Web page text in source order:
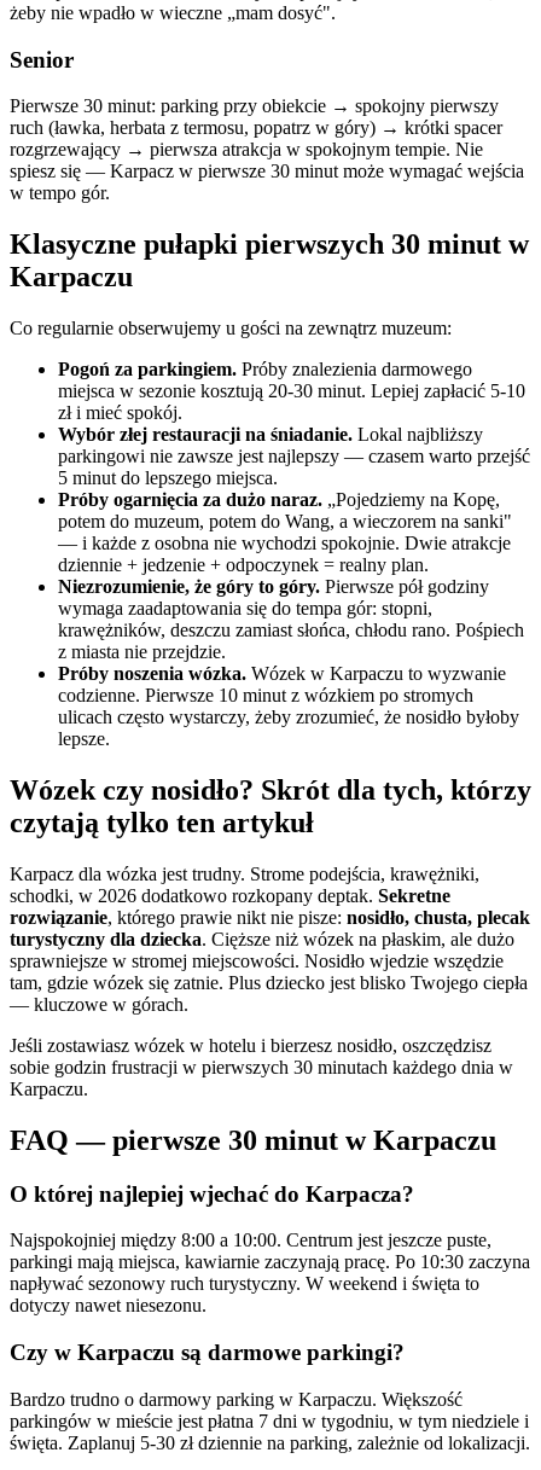
żeby nie wpadło w wieczne „mam dosyć".
Senior
Pierwsze 30 minut: parking przy obiekcie → spokojny pierwszy
ruch (ławka, herbata z termosu, popatrz w góry) → krótki spacer
rozgrzewający → pierwsza atrakcja w spokojnym tempie. Nie
spiesz się — Karpacz w pierwsze 30 minut może wymagać wejścia
w tempo gór.
Klasyczne pułapki pierwszych 30 minut w
Karpaczu
Co regularnie obserwujemy u gości na zewnątrz muzeum:
Pogoń za parkingiem. Próby znalezienia darmowego
miejsca w sezonie kosztują 20-30 minut. Lepiej zapłacić 5-10
zł i mieć spokój.
Wybór złej restauracji na śniadanie. Lokal najbliższy
parkingowi nie zawsze jest najlepszy — czasem warto przejść
5 minut do lepszego miejsca.
Próby ogarnięcia za dużo naraz. „Pojedziemy na Kopę,
potem do muzeum, potem do Wang, a wieczorem na sanki"
— i każde z osobna nie wychodzi spokojnie. Dwie atrakcje
dziennie + jedzenie + odpoczynek = realny plan.
Niezrozumienie, że góry to góry. Pierwsze pół godziny
wymaga zaadaptowania się do tempa gór: stopni,
krawężników, deszczu zamiast słońca, chłodu rano. Pośpiech
z miasta nie przejdzie.
Próby noszenia wózka. Wózek w Karpaczu to wyzwanie
codzienne. Pierwsze 10 minut z wózkiem po stromych
ulicach często wystarczy, żeby zrozumieć, że nosidło byłoby
lepsze.
Wózek czy nosidło? Skrót dla tych, którzy
czytają tylko ten artykuł
Karpacz dla wózka jest trudny. Strome podejścia, krawężniki,
schodki, w 2026 dodatkowo rozkopany deptak. Sekretne
rozwiązanie, którego prawie nikt nie pisze: nosidło, chusta, plecak
turystyczny dla dziecka. Cięższe niż wózek na płaskim, ale dużo
sprawniejsze w stromej miejscowości. Nosidło wjedzie wszędzie
tam, gdzie wózek się zatnie. Plus dziecko jest blisko Twojego ciepła
— kluczowe w górach.
Jeśli zostawiasz wózek w hotelu i bierzesz nosidło, oszczędzisz
sobie godzin frustracji w pierwszych 30 minutach każdego dnia w
Karpaczu.
FAQ — pierwsze 30 minut w Karpaczu
O której najlepiej wjechać do Karpacza?
Najspokojniej między 8:00 a 10:00. Centrum jest jeszcze puste,
parkingi mają miejsca, kawiarnie zaczynają pracę. Po 10:30 zaczyna
napływać sezonowy ruch turystyczny. W weekend i święta to
dotyczy nawet niesezonu.
Czy w Karpaczu są darmowe parkingi?
Bardzo trudno o darmowy parking w Karpaczu. Większość
parkingów w mieście jest płatna 7 dni w tygodniu, w tym niedziele i
święta. Zaplanuj 5-30 zł dziennie na parking, zależnie od lokalizacji.